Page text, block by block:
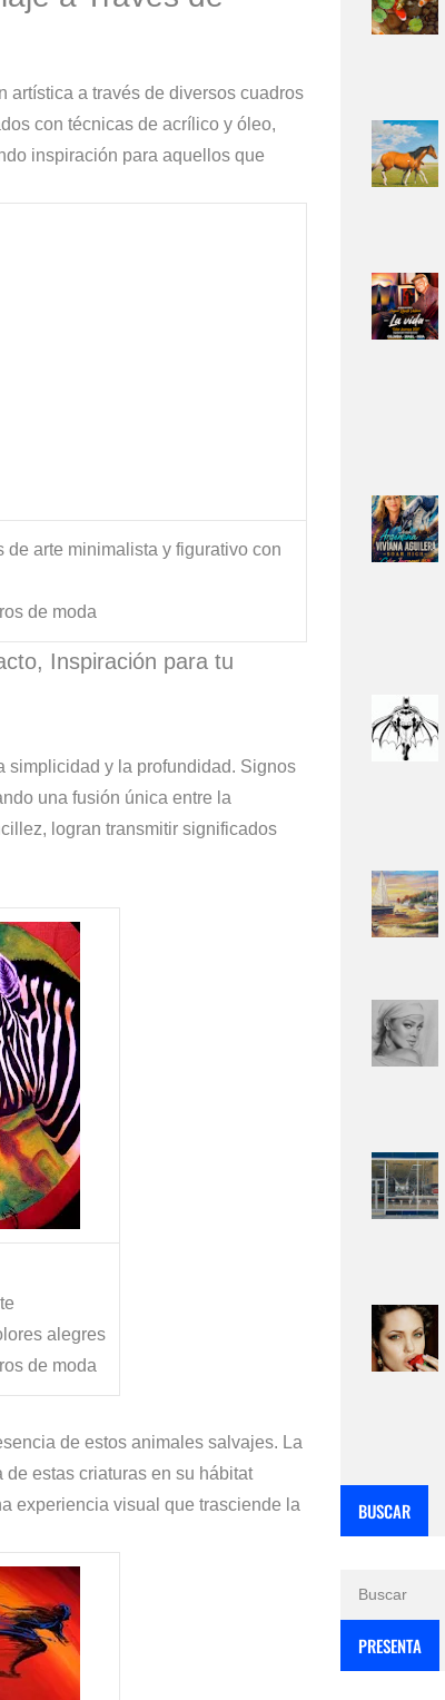
artística a través de diversos cuadros
con técnicas de acrílico y óleo,
inspiración para aquellos que
de arte minimalista y figurativo con
de moda
Inspiración para tu
simplicidad y la profundidad. Signos
una fusión única entre la
logran transmitir significados
alegres
de moda
de estos animales salvajes. La
estas criaturas en su hábitat
experiencia visual que trasciende la
BUSCAR
PRESENTA